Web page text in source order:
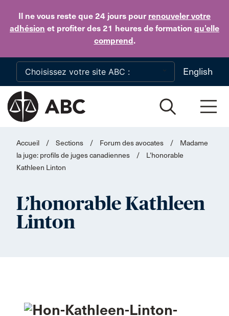
Il ne vous reste que 24 jours pour renouveler votre
adhésion et profiter des 21 heures de formation qu’elle
comprend.
Skip to main content
English
Accueil / Sections / Forum des avocates /
Madame
la juge: profils de juges canadiennes
/
L’honorable
Kathleen Linton
L’honorable Kathleen
Linton